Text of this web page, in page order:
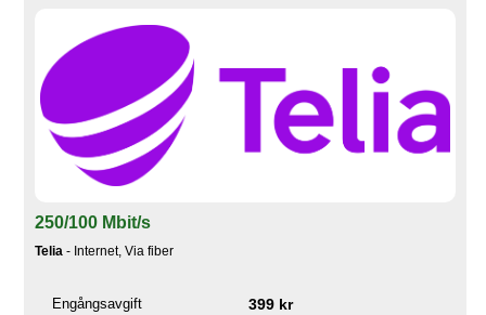
250/100 Mbit/s
Telia - Internet, Via fiber
Engångsavgift 399 kr